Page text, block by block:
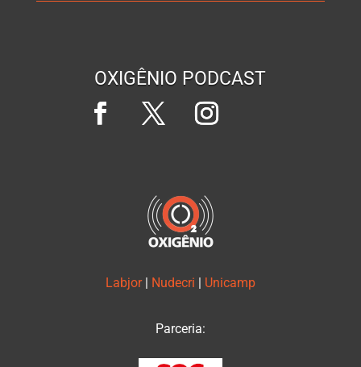
OXIGÊNIO PODCAST
Labjor | Nudecri | Unicamp
Parceria: